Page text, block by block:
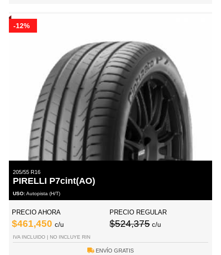
-12%
205/55 R16
PIRELLI P7cint(AO)
USO:Autopista (H/T)
PRECIO AHORA
$461,450 c/u
PRECIO REGULAR
$524,375 c/u
IVA INCLUIDO | NO INCLUYE RIN
ENVÍO GRATIS